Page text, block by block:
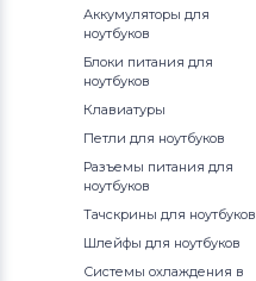
Аккумуляторы для
ноутбуков
Блоки питания для
ноутбуков
Клавиатуры
Петли для ноутбуков
Разъемы питания для
ноутбуков
Тачскрины для ноутбуков
Шлейфы для ноутбуков
Системы охлаждения в